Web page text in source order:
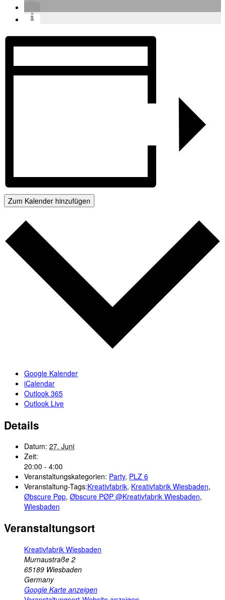
Zum Kalender hinzufügen
Google Kalender
iCalendar
Outlook 365
Outlook Live
Details
Datum: 27. Juni
Zeit:
20:00 - 4:00
Veranstaltungskategorien: Party, PLZ 6
Veranstaltung-Tags:Kreativfabrik, Kreativfabrik Wiesbaden,
Øbscure Pøp, Øbscure PØP @Kreativfabrik Wiesbaden,
Wiesbaden
Veranstaltungsort
Kreativfabrik Wiesbaden
Murnaustraße 2
65189 Wiesbaden
Germany
Google Karte anzeigen